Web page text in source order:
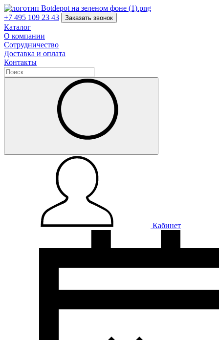
+7 495 109 23 43 Заказать звонок
Каталог
О компании
Сотрудничество
Доставка и оплата
Контакты
Кабинет